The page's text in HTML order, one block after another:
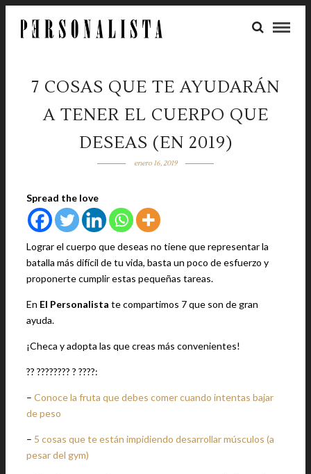
7 COSAS QUE TE AYUDARÁN
A TENER EL CUERPO QUE
DESEAS (EN 2019)
enero 16, 2019
Spread the love
Lograr el cuerpo que deseas no tiene que representar la
batalla más difícil de tu vida, basta un poco de esfuerzo y
proponerte cumplir estas pequeñas tareas.
En El Personalista te compartimos 7 que son de gran
ayuda.
¡Checa y adopta las que creas más convenientes!
?? ???????? ? ????:
– Conoce la fruta que debes comer cuando intentas bajar
de peso
– 5 cosas que te están impidiendo desarrollar músculos (a
pesar del gym)